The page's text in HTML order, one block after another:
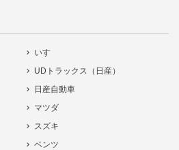
いすゞ
UDトラックス（日産）
日産自動車
マツダ
スズキ
ベンツ